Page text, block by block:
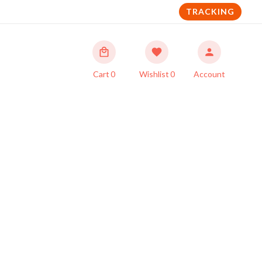
TRACKING
Cart0 Wishlist0 Account